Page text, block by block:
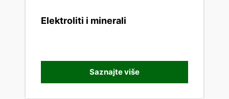
Elektroliti i minerali
Saznajte više